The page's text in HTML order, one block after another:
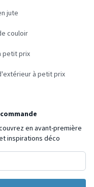
jute
couloir
petit prix
à petit prix
en avant-première
inspirations déco